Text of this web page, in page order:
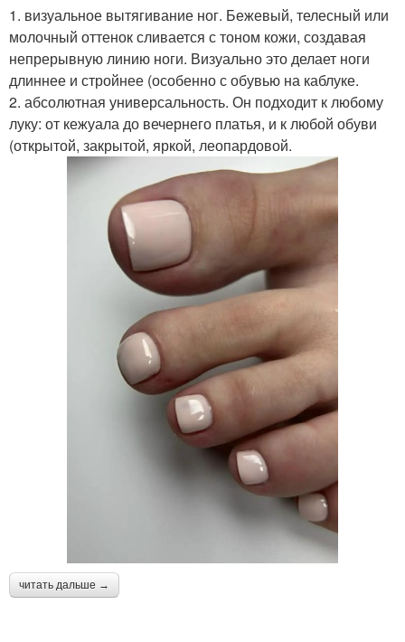
1. визуальное вытягивание ног. Бежевый, телесный или
молочный оттенок сливается с тоном кожи, создавая
непрерывную линию ноги. Визуально это делает ноги
длиннее и стройнее (особенно с обувью на каблуке.
2. абсолютная универсальность. Он подходит к любому
луку: от кежуала до вечернего платья, и к любой обуви
(открытой, закрытой, яркой, леопардовой.
читать дальше →